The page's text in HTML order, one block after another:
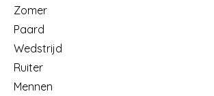
Zomer
Paard
Wedstrijd
Ruiter
Mennen